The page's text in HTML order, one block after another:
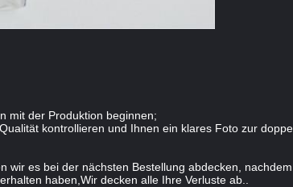
mit der Produktion beginnen;
kontrollieren und Ihnen ein klares Foto zur
wir es bei der nächsten Bestellung abdecken,
haben,Wir decken alle Ihre Verluste ab..